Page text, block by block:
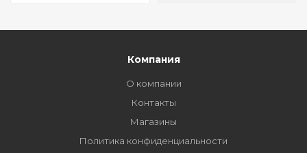
Компания
О компании
Контакты
Магазины
Политика конфиденциальности